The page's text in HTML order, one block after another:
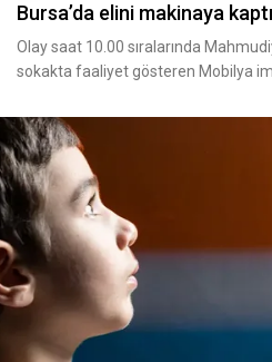
Bursa’da elini makinaya
Olay saat 10.00 sıralarında
sokakta faaliyet gösteren Mobilya